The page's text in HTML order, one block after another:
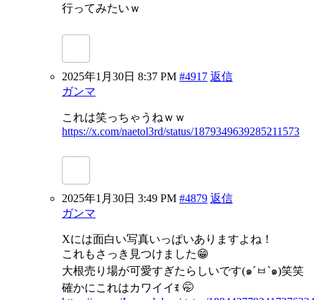
行ってみたいｗ
2025年1月30日 8:37 PM #4917 返信
ガンマ
これは笑っちゃうねｗｗ
https://x.com/naetol3rd/status/1879349639285211573
2025年1月30日 3:49 PM #4879 返信
ガンマ
Xには面白い写真いっぱいありますよね！
これもさっき見つけました😁
大根売り場が可愛すぎたらしいです(๑´ㅂ`๑)笑笑
確かにこれはカワイイꉂ 🤭